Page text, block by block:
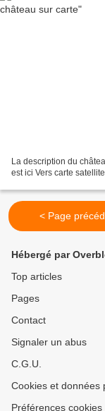
La description du
est ici Vers carte
< Page
Hébergé par
Top articles
Pages
Contact
Signaler un abus
C.G.U.
Cookies et données
Préférences cookies